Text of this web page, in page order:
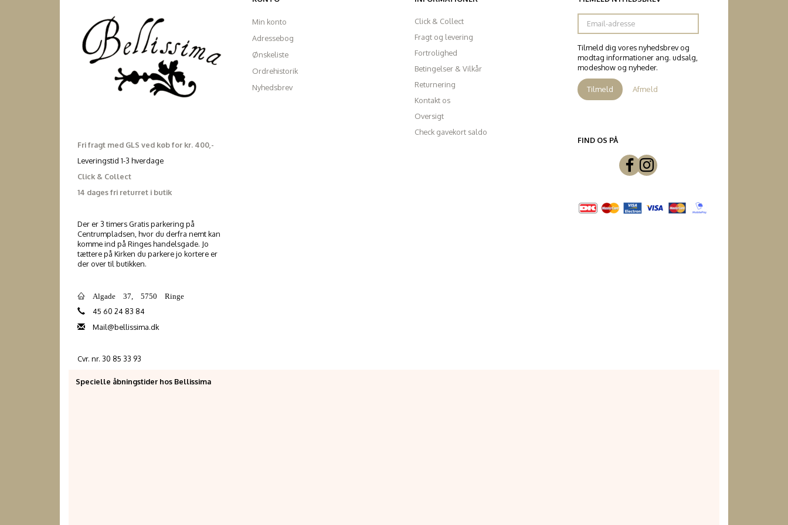
Fri fragt med GLS ved køb for kr. 400,-
Leveringstid 1-3 hverdage
Click & Collect
14 dages fri returret i butik
Der er 3 timers Gratis parkering på
Centrumpladsen, hvor du derfra nemt kan
komme ind på Ringes handelsgade. Jo
tættere på Kirken du parkere jo kortere er
der over til butikken.
Algade 37, 5750 Ringe
45 60 24 83 84
Mail@bellissima.dk
Cvr. nr. 30 85 33 93
Min konto
Adressebog
Ønskeliste
Ordrehistorik
Nyhedsbrev
Click & Collect
Fragt og levering
Fortrolighed
Betingelser & Vilkår
Returnering
Kontakt os
Oversigt
Check gavekort saldo
Email-
adresse
Tilmeld dig vores nyhedsbrev og
modtag informationer ang. udsalg,
modeshow og nyheder.
Tilmeld Afmeld
FIND OS PÅ
Specielle åbningstider hos Bellissima